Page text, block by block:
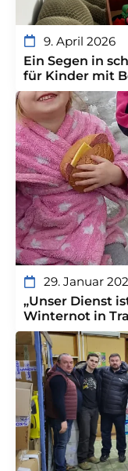
9. April 2026
Ein Segen in
für Kinder mit
29. Januar
„Unser Dienst
Winternot in